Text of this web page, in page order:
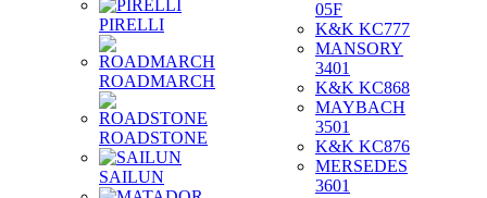
PIRELLI
ROADMARCH
ROADSTONE
SAILUN
05F
K&K KC777
MANSORY
3401
K&K KC868
MAYBACH
3501
K&K KC876
MERSEDES
3601